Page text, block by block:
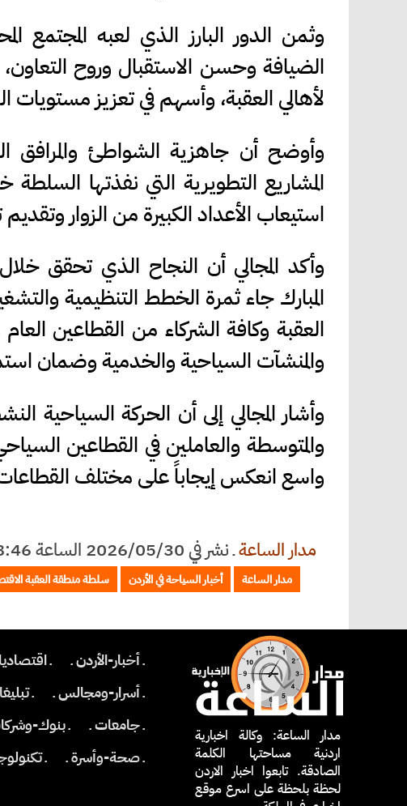
وثمن الدور البارز الذي لعبه
الضيافة وحسن الاستقبال وروح
لأهالي العقبة، وأسهم في تعزيز مستويات
وأوضح أن جاهزية الشواطئ والمرافق
المشاريع التطويرية التي نفذتها
استيعاب الأعداد الكبيرة من الزوار
وأكد المجالي أن النجاح الذي تحقق
المبارك جاء ثمرة الخطط التنظيمية
العقبة وكافة الشركاء من القطاعين
والمنشآت السياحية والخدمية وضمان
وأشار المجالي إلى أن الحركة السياحية
والمتوسطة والعاملين في القطاعين
واسع انعكس إيجاباً على مختلف القطاعات
مدار الساعةـنشر في 2026/05/30 الساعة 18:46
مدار الساعة أخبار السياحة في الأردن سلطة منطقة العقبة
مدار الساعة: وكالة اخبارية
اردنية مساحتها الكلمة
الصادقة. تابعوا اخبار الاردن
لحظة بلحظة على اسرع موقع
ـ أخبار-الأردن ـ ـ
ـ أسرار-ومجالس ـ
ـ
ـ جامعات ـ
ـ بنوك-
ـ صحة-وأسرة ـ
ـ